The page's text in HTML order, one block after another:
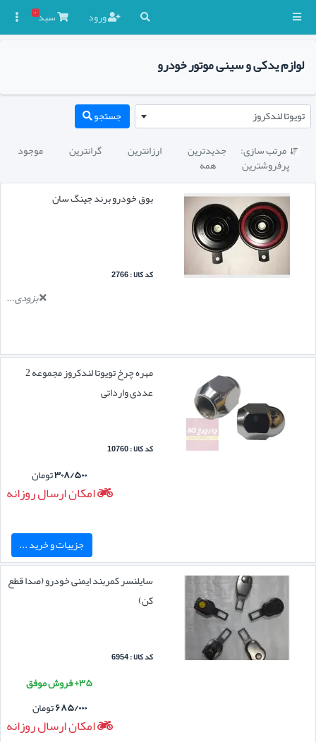
ورود سبد۰
لوازم یدکی و سینی موتور خودرو
تویوتا لندکروز جستجو
 مرتب سازی: جدیدترین ارزانترین گرانترین موجود
پرفروشترین
همه
بوق خودرو برند جینگ سان
کد کالا : 2766
بزودی...
مهره چرخ تویوتا لندکروز مجموعه 2
عددی وارداتی
کد کالا : 10760
۳۰۸/۵۰۰تومان
امکان ارسال روزانه
جزییات و خرید ...
سایلنسر کمربند ایمنی خودرو (صدا قطع
کن)
کد کالا : 6954
۳۵+ فروش موفق
۶۸۵/۰۰۰تومان
امکان ارسال روزانه